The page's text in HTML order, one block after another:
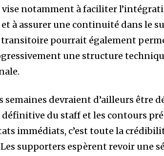
vise notamment à faciliter
à assurer une continuité dans le
pourrait également
une structure
semaines devraient d’ailleurs être
définitive du staff et les contours
immédiats, c’est toute la
supporters espèrent revoir une